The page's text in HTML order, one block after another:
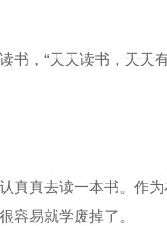
书，“天天读书，天天
真去读一本书。作为
容易就学废掉了。